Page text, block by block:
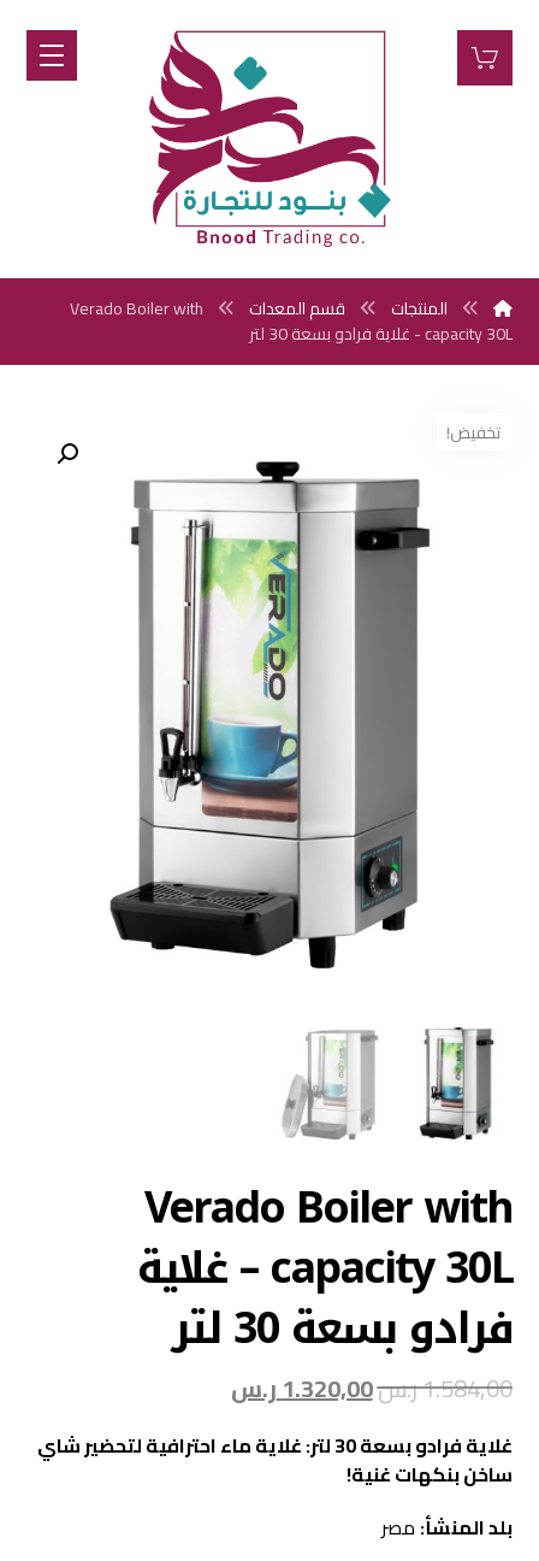
المنتجات قسم المعدات
Verado Boiler with
capacity 30L - غلاية فرادو بسعة 30 لتر
تخفيض!
Verado Boiler with
capacity 30L – غلاية
فرادو بسعة 30 لتر
1.584,00ر.س1.320,00ر.س
غلاية فرادو بسعة 30 لتر: غلاية ماء احترافية لتحضير شاي
ساخن بنكهات غنية!
بلد المنشأ: مصر